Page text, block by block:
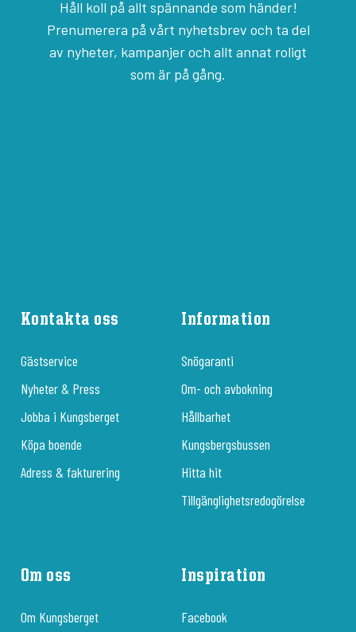
Håll koll på allt spännande som händer!
Prenumerera på vårt nyhetsbrev och ta del
av nyheter, kampanjer och allt annat roligt
som är på gång.
Kontakta oss
Gästservice
Nyheter & Press
Jobba i Kungsberget
Köpa boende
Adress & fakturering
Information
Snögaranti
Om- och avbokning
Hållbarhet
Kungsbergsbussen
Hitta hit
Tillgänglighetsredogörelse
Om oss
Om Kungsberget
Inspiration
Facebook